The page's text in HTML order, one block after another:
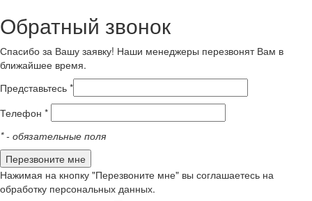
Обратный звонок
Спасибо за Вашу заявку! Наши менеджеры перезвонят Вам в
ближайшее время.
Представьтесь *
Телефон *
*- обязательные поля
Нажимая на кнопку "Перезвоните мне" вы соглашаетесь на
обработку персональных данных.